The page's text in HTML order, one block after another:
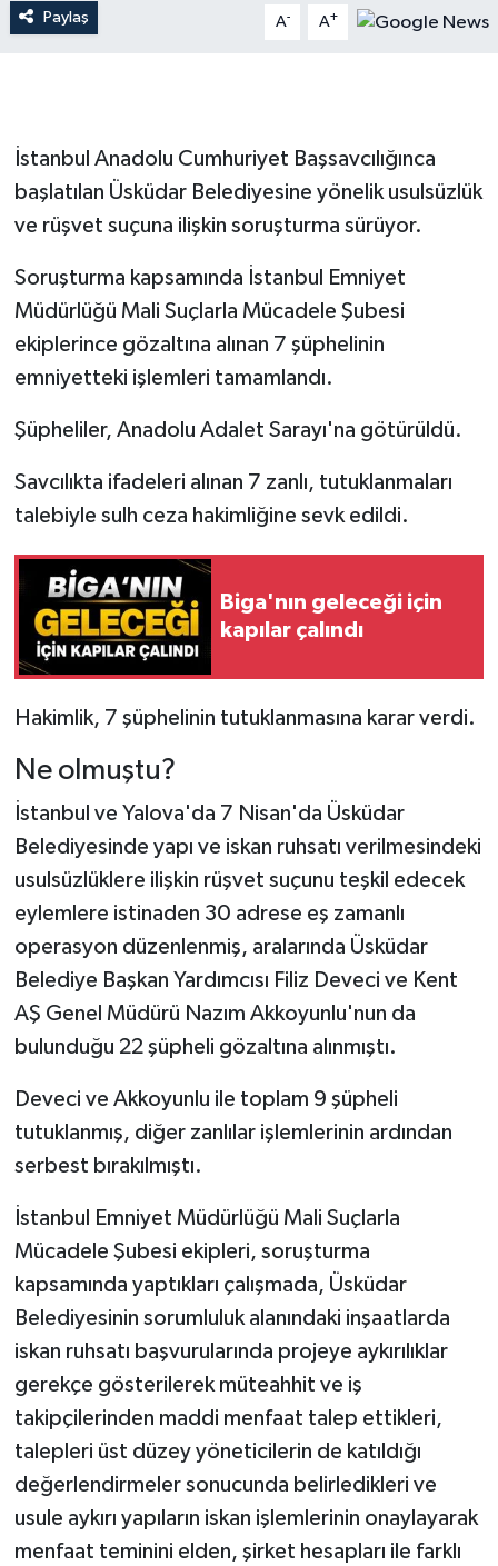
Paylaş A- A+
İstanbul Anadolu Cumhuriyet Başsavcılığınca
başlatılan Üsküdar Belediyesine yönelik usulsüzlük
ve rüşvet suçuna ilişkin soruşturma sürüyor.
Soruşturma kapsamında İstanbul Emniyet
Müdürlüğü Mali Suçlarla Mücadele Şubesi
ekiplerince gözaltına alınan 7 şüphelinin
emniyetteki işlemleri tamamlandı.
Şüpheliler, Anadolu Adalet Sarayı'na götürüldü.
Savcılıkta ifadeleri alınan 7 zanlı, tutuklanmaları
talebiyle sulh ceza hakimliğine sevk edildi.
Biga'nın geleceği için
kapılar çalındı
Hakimlik, 7 şüphelinin tutuklanmasına karar verdi.
Ne olmuştu?
İstanbul ve Yalova'da 7 Nisan'da Üsküdar
Belediyesinde yapı ve iskan ruhsatı verilmesindeki
usulsüzlüklere ilişkin rüşvet suçunu teşkil edecek
eylemlere istinaden 30 adrese eş zamanlı
operasyon düzenlenmiş, aralarında Üsküdar
Belediye Başkan Yardımcısı Filiz Deveci ve Kent
AŞ Genel Müdürü Nazım Akkoyunlu'nun da
bulunduğu 22 şüpheli gözaltına alınmıştı.
Deveci ve Akkoyunlu ile toplam 9 şüpheli
tutuklanmış, diğer zanlılar işlemlerinin ardından
serbest bırakılmıştı.
İstanbul Emniyet Müdürlüğü Mali Suçlarla
Mücadele Şubesi ekipleri, soruşturma
kapsamında yaptıkları çalışmada, Üsküdar
Belediyesinin sorumluluk alanındaki inşaatlarda
iskan ruhsatı başvurularında projeye aykırılıklar
gerekçe gösterilerek müteahhit ve iş
takipçilerinden maddi menfaat talep ettikleri,
talepleri üst düzey yöneticilerin de katıldığı
değerlendirmeler sonucunda belirledikleri ve
usule aykırı yapıların iskan işlemlerinin onaylayarak
menfaat teminini elden, şirket hesapları ile farklı
Resmî ilanlar
Spor
Tarım ve Ekonomi
Teknoloji
Ulusal